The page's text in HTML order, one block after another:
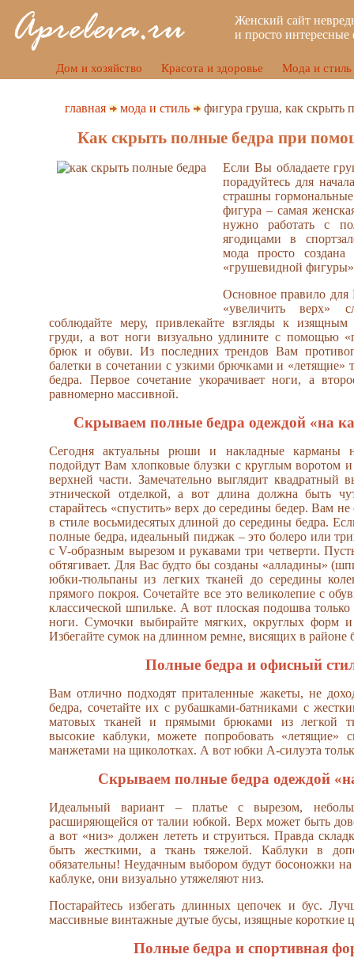
Женский сайт
и просто
Дом и хозяйство Красота и здоровье Мода и стиль
главная мода и стиль фигура груша, как скрыть
Как скрыть полные бедра при
Если Вы обладаете
порадуйтесь для
страшны
фигура – самая
нужно работать с
ягодицами в
мода просто создана
«грушевидной
Основное правило для
«увеличить верх»
соблюдайте меру, привлекайте взгляды к изящным
груди, а вот ноги визуально удлините с помощью
брюк и обуви. Из последних трендов Вам
балетки в сочетании с узкими брючками и «летящие»
бедра. Первое сочетание укорачивает ноги, а
равномерно массивной.
Скрываем полные бедра одеждой «на
Сегодня актуальны рюши и накладные карманы
подойдут Вам хлопковые блузки с круглым воротом
верхней части. Замечательно выглядит квадратный
этнической отделкой, а вот длина должна быть
старайтесь «спустить» верх до середины бедер. Вам
в стиле восьмидесятых длиной до середины бедра.
полные бедра, идеальный пиджак – это болеро или
с V-образным вырезом и рукавами три четверти.
обтягивает. Для Вас будто бы созданы «алладины»
юбки-тюльпаны из легких тканей до середины
прямого покроя. Сочетайте все это великолепие с
классической шпильке. А вот плоская подошва только
ноги. Сумочки выбирайте мягких, округлых форм и
Избегайте сумок на длинном ремне, висящих в районе
Полные бедра и офисный
Вам отлично подходят приталенные жакеты, не
бедра, сочетайте их с рубашками-батниками с
матовых тканей и прямыми брюками из легкой
высокие каблуки, можете попробовать «летящие»
манжетами на щиколотках. А вот юбки А-силуэта
Скрываем полные бедра одеждой
Идеальный вариант – платье с вырезом,
расширяющейся от талии юбкой. Верх может быть
а вот «низ» должен лететь и струиться. Правда
быть жесткими, а ткань тяжелой. Каблуки в
обязательны! Неудачным выбором будут босоножки
каблуке, они визуально утяжеляют низ.
Постарайтесь избегать длинных цепочек и бус.
массивные винтажные дутые бусы, изящные короткие
Полные бедра и спортивная